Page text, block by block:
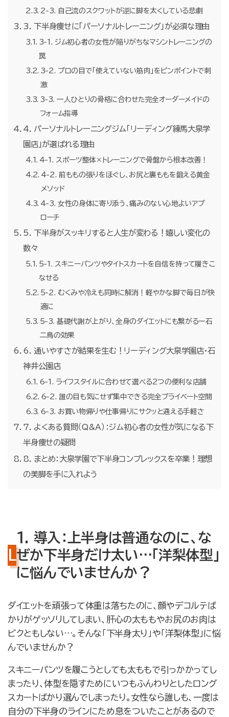
2-3. 自己流のスクワットが逆に脚を太くしている悲劇
3. 下半身痩せに「パーソナルトレーニング」が必須な理由
3-1. ジム初心者の女性が陥りがちなマシントレーニングの
罠
3-2. プロの目で「使えていない筋肉」をピンポイントで刺
激
3-3. 一人ひとりの骨格に合わせた完全オーダーメイドの
フォーム指導
4. パーソナルトレーニングジム「リーディング練馬大泉学
園店」が選ばれる理由
4-1. スポーツ整体×トレーニングで骨盤から根本改善！
4-2. 前ももの張りをほぐし、お尻と裏ももを鍛える黄金
メソッド
4-3. 女性の身体に寄り添う、痛みのない心地よいアプ
ローチ
5. 下半身がスッキリすると人生が変わる！嬉しい変化の
数々
5-1. スキニーパンツやタイトスカートを自信を持って履きこ
なせる
5-2. むくみや冷えも同時に解消！軽やかな脚で毎日が快
適に
5-3. 基礎代謝が上がり、全身のダイエットにも繋がる一石
二鳥の効果
6. 通いやすさが結果を生む！リーディング大泉学園店・石
神井公園店
6-1. ライフスタイルに合わせて選べる2つの便利な店舗
6-2. 誰の目も気にせず集中できる完全プライベート空間
6-3. お買い物帰りや仕事帰りにサクッと通える手軽さ
7. よくある質問（Q&A）：ジム初心者の女性が気になる下
半身痩せの疑問
8. まとめ：大泉学園で下半身コンプレックスを卒業！理想
の美脚を手に入れよう
1. 導入：上半身は普通なのに、な
ぜか下半身だけ太い…「洋梨体型」
に悩んでいませんか？
ダイエットを頑張って体重は落ちたのに、顔やデコルテば
かりがゲッソリしてしまい、肝心の太ももやお尻のお肉は
ビクともしない…。そんな「下半身太り」や「洋梨体型」に悩
んでいませんか？
スキニーパンツを履こうとしても太ももで引っかかってし
まったり、体型を隠すためにいつもふんわりとしたロング
スカートばかり選んでしまったり。女性なら誰しも、一度は
自分の下半身のラインにため息をついたことがあるので